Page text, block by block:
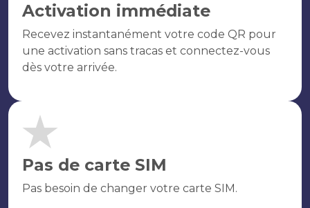
Activation immédiate
Recevez instantanément votre code QR pour
une activation sans tracas et connectez-vous
dès votre arrivée.
Pas de carte SIM
Pas besoin de changer votre carte SIM.